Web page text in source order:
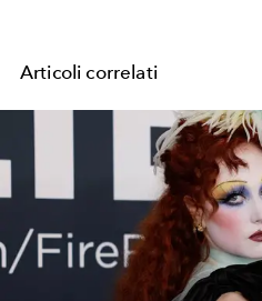
Articoli correlati